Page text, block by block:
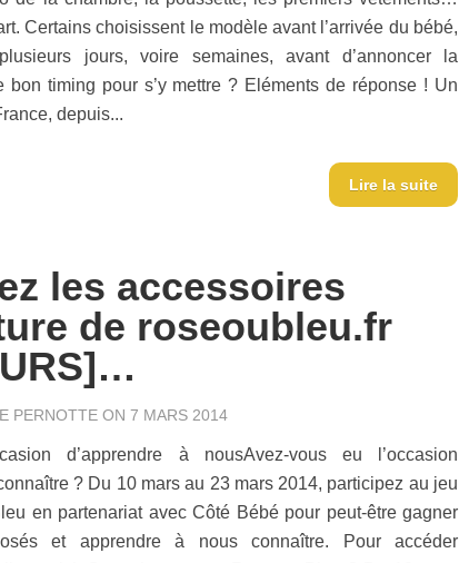
Certains choisissent le modèle avant l’arrivée du bébé,
jours, voire semaines, avant d’annoncer la
bon timing pour s’y mettre ? Eléments de réponse ! Un
depuis...
Lire la suite
les accessoires
de roseoubleu.fr
PERNOTTE ON 7 MARS 2014
d’apprendre à nousAvez-vous eu l’occasion
? Du 10 mars au 23 mars 2014, participez au jeu
en partenariat avec Côté Bébé pour peut-être gagner
et apprendre à nous connaître. Pour accéder